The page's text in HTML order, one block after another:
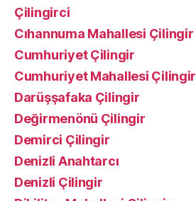
Çilingirci
Cıhannuma Mahallesi Çilingir
Cumhuriyet Çilingir
Cumhuriyet Mahallesi Çilingir
Darüşşafaka Çilingir
Değirmenönü Çilingir
Demirci Çilingir
Denizli Anahtarcı
Denizli Çilingir